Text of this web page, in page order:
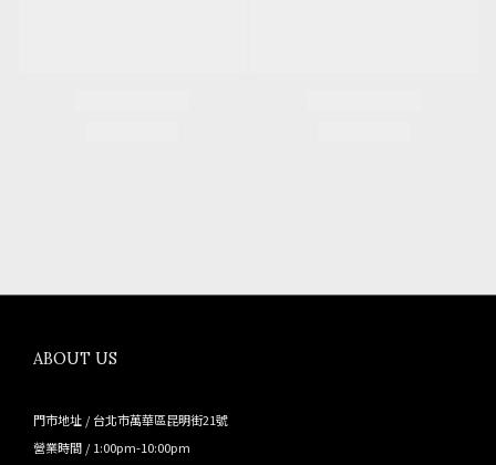
ABOUT US
門市地址 / 台北市萬華區昆明街21號
營業時間 / 1:00pm-10:00pm